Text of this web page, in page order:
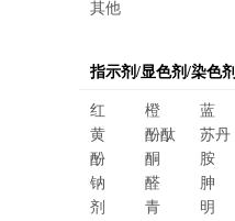
其他
指示剂/显色剂/染色剂
红 橙 蓝
黄
酚酞 苏丹
酚
酮 胺
钠
醛 胂
剂
青 明